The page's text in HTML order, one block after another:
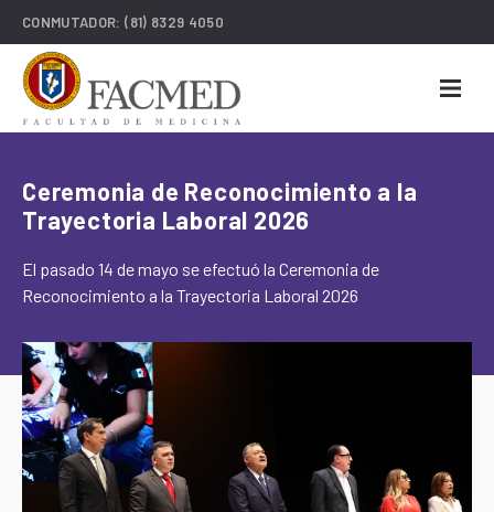
CONMUTADOR:(81) 8329 4050
Ceremonia de Reconocimiento a la
Trayectoria Laboral 2026
El pasado 14 de mayo se efectuó la Ceremonia de
Reconocimiento a la Trayectoria Laboral 2026